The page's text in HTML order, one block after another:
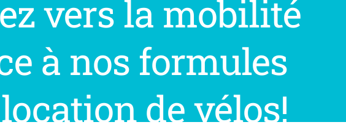
vers la mobilité
à nos formules
de vélos!